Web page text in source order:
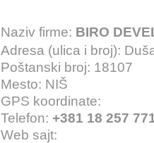
Naziv firme: BIRO
Adresa (ulica i broj):
Poštanski broj: 18107
Mesto: NIŠ
GPS koordinate:
Telefon: +381 18 257
Web sajt: